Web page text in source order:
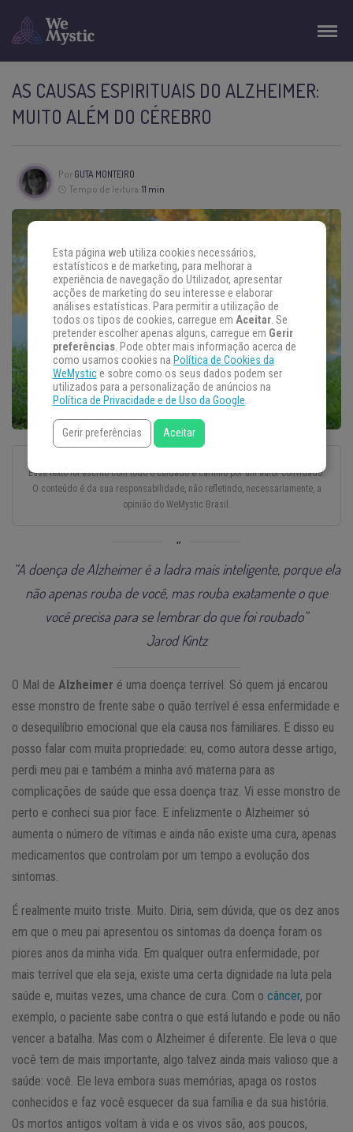
AS CAUSAS ESPIRITUAIS DO ALZHEIMER:
MUITO ALÉM DO CÉREBRO
Por GUTA MONTEIRO
Tempo de leitura:11 min
Esse texto foi escrito com todo o cuidado e carinho por um autor convidado.
O conteúdo é da sua responsabilidade, não refletindo, necessariamente, a
opinião do WeMystic Brasil.
“A doença de Alzheimer é a ladra mais inteligente, porque ela
não apenas rouba de você, mas rouba exatamente o que
você precisa para se lembrar do que foi roubado”
Jarod Kintz
O Mal de Alzheimer é uma doença terrível. Só quem já encarou
esse monstro de frente sabe o quão terrível é essa enfermidade e
o desequilíbrio emocional que ela causa nos familiares. E disso eu
posso falar com muita propriedade: eu, como autora desse artigo,
perdi meu pai e também a minha avó materna para as
complicações de saúde que essa doença traz. Vi esse monstro de
perto e conheci sua pior face. E infelizmente o Alzheimer só
aumenta o número de vítimas e ainda não existe uma cura, apenas
medicamentos que controlam por um tempo a evolução dos
sintomas.
É realmente muito triste. Muito. Diria, sem dúvida, que os dez anos
em que o meu pai apresentou os sintomas da doença foram os
piores anos da minha vida. Em qualquer outra enfermidade, por
mais terrível que ela seja, existe uma certa dignidade na luta pela
saúde e, muitas vezes, uma chance de cura. Com o câncer, por
exemplo, o paciente sabe contra o que está lutando e pode ou não
vencer a batalha. Mas com o Alzheimer é diferente. Ele leva o que
você tem de mais importante, algo talvez ainda mais valioso que a
saúde: você. Ele leva embora suas memórias, apaga os rostos
conhecidos e faz você esquecer da sua família e da sua história.
Os mortos antigos voltam à vida e os vivos são, aos poucos,
Esta página web utiliza cookies necessários,
estatísticos e de marketing, para melhorar a
experiência de navegação do Utilizador, apresentar
acções de marketing do seu interesse e elaborar
análises estatísticas. Para permitir a utilização de
todos os tipos de cookies, carregue em Aceitar. Se
pretender escolher apenas alguns, carregue em Gerir
preferências. Pode obter mais informação acerca de
como usamos cookies na Política de Cookies da
WeMystice sobre como os seus dados podem ser
utilizados para a personalização de anúncios na
Política de Privacidade e de Uso da Google.
Gerir preferências Aceitar